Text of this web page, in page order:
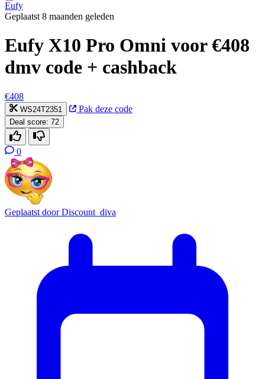
Eufy
Geplaatst 8 maanden geleden
Eufy X10 Pro Omni voor €408
dmv code + cashback
€408
WS24T2351 Pak deze code
Deal score: 72
0
Geplaatst doorDiscount_diva